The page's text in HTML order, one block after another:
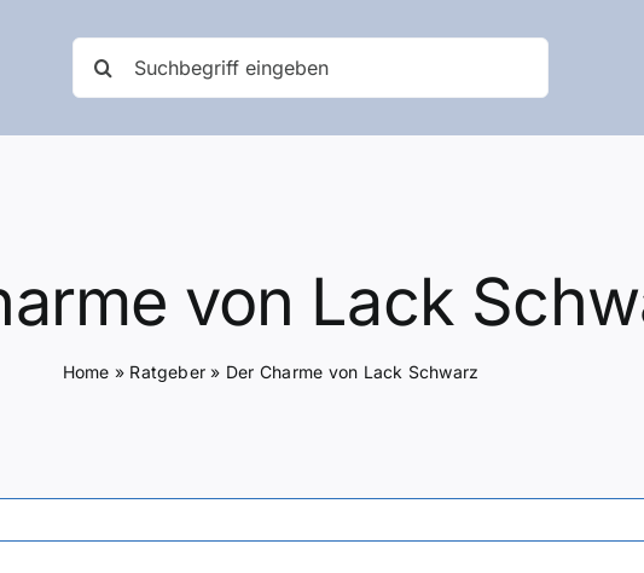
nach:
von Lack
Home » Ratgeber » Der Charme von Lack Schwarz